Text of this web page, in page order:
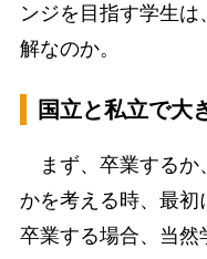
ンジを目指す学生
解なのか。
国立と私立で大
まず、卒業するか
かを考える時、最初
卒業する場合、当然